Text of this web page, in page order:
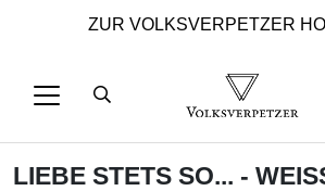
ZUR VOLKSVERPETZER
LIEBE STETS SO... -